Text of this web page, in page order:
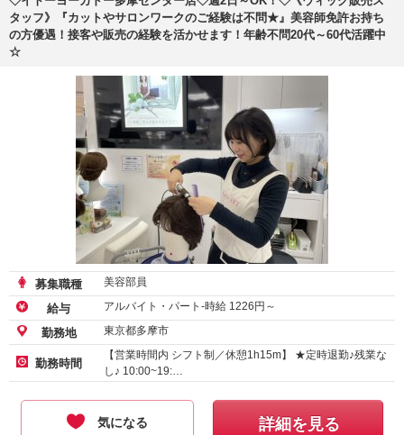
タッフ》『カットやサロンワークのご経験は不問★』美容師免許お持ち
の方優遇！接客や販売の経験を活かせます！年齢不問20代～60代活躍中
☆
募集職種 美容部員
給与 アルバイト・パート-時給 1226 円～
勤務地 東京都多摩市
勤務時間
【営業時間内 シフト制／休憩1h15m】 ★定時退勤♪残業な
し♪ 10:00~19:…
気になる 詳細を見る